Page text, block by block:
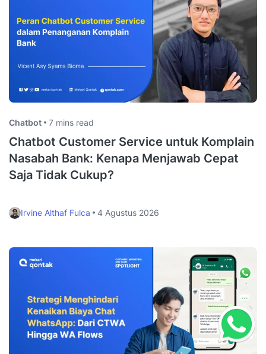
Chatbot 7 mins read
Chatbot Customer Service untuk Komplain
Nasabah Bank: Kenapa Menjawab Cepat
Saja Tidak Cukup?
Irvine Althaf Fulca 4 Agustus 2026